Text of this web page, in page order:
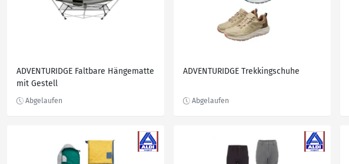
ADVENTURIDGE Faltbare Hängematte
mit Gestell
ADVENTURIDGE Trekkingschuhe